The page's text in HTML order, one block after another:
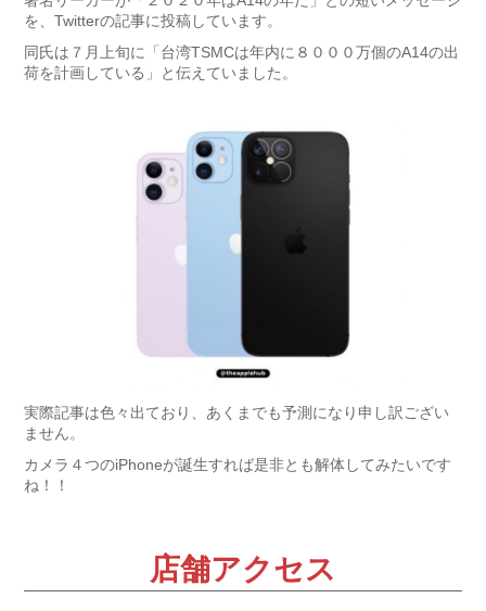
を、Twitterの記事に投稿しています。
同氏は７月上旬に「台湾TSMCは年内に８０００万個のA14の出
荷を計画している」と伝えていました。
実際記事は色々出ており、あくまでも予測になり申し訳ござい
ません。
カメラ４つのiPhoneが誕生すれば是非とも解体してみたいです
ね！！
店舗アクセス